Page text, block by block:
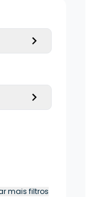
mais filtros